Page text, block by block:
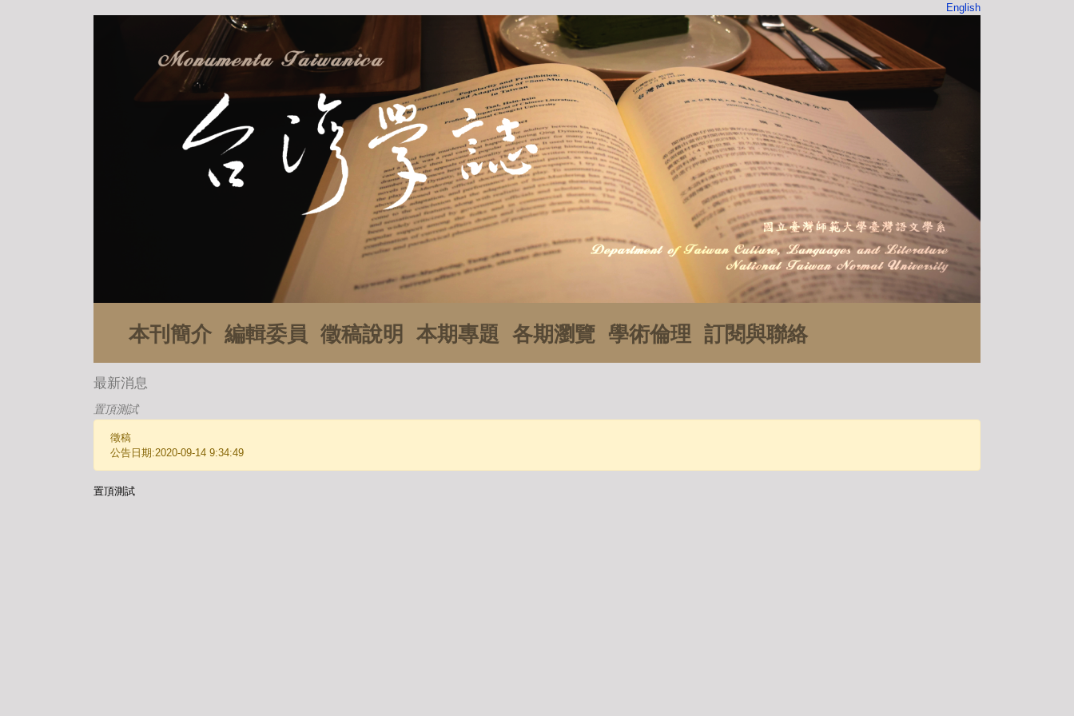
English
本刊簡介 編輯委員 徵稿說明 本期專題 各期瀏覽 學術倫理 訂閱與聯絡
最新消息
置頂測試
徵稿
公告日期:2020-09-14 9:34:49
置頂測試